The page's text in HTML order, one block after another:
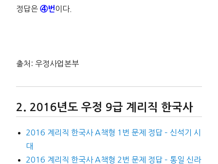
정답은④번 이다.
출처: 우정사업본부
2016년도 우정 9급 계리직 한국사
2016 계리직 한국사 A책형 1번 문제 정답 – 신석기 시
대
2016 계리직 한국사 A책형 2번 문제 정답 – 통일 신라